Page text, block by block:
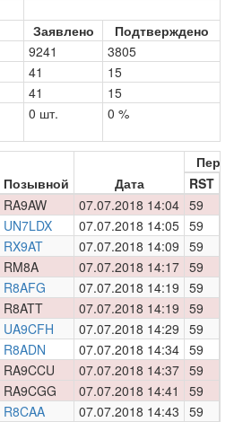
Заявлено
Подтверждено
9241
3805
41
15
41
15
0 шт. 0 %
Позывной Дата
RST
RA9AW 07.07.2018 14:04 59
UN7LDX 07.07.2018 14:05 59
RX9AT 07.07.2018 14:09 59
RM8A 07.07.2018 14:17 59
R8AFG 07.07.2018 14:19 59
R8ATT 07.07.2018 14:19 59
UA9CFH 07.07.2018 14:29 59
R8ADN 07.07.2018 14:34 59
RA9CCU 07.07.2018 14:37 59
RA9CGG 07.07.2018 14:41 59
R8CAA 07.07.2018 14:43 59